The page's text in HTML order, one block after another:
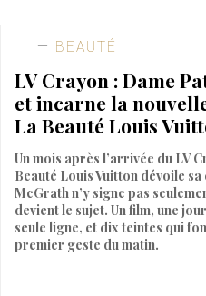
BEAUTÉ
LV Crayon : Dame
et incarne la
La Beauté Louis
Un mois après l’arrivée du LV
Beauté Louis Vuitton dévoile
McGrath n’y signe pas
devient le sujet. Un film, une
seule ligne, et dix teintes qui
premier geste du matin.